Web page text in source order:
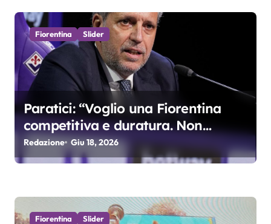
i
c
o
l
i
Fiorentina Slider
Paratici: “Voglio una Fiorentina
competitiva e duratura. Non
accetterei di arrivare ottavo per 4
anni di fila…”
Redazione Giu 18, 2026
Fiorentina Slider